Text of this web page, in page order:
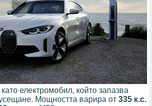
електромобил, който запазва
усещане. Мощността варира от 335 к.с.